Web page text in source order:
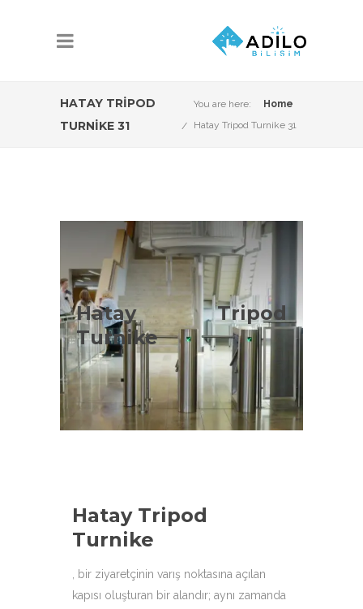
HATAY TRIPOD
TURNIKE 31
You are here:
Home
Hatay Tripod Turnike 31
Hatay Tripod
Turnike
Hatay Tripod
Turnike Çeşitleri
Hatay Tripod Turnike Sistemleri
konusunda Adilo Bilişim olarak
aşağıdaki ürün çeşitleri ile
hizmetinizdeyiz.
Hatay Tripod
Turnike
, bir ziyaretçinin varış noktasına açılan
kapısı oluşturan bir alandır; aynı zamanda